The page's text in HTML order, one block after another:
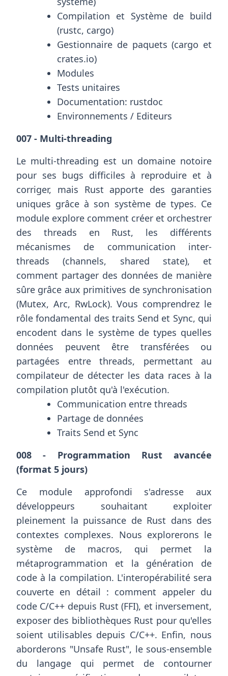
Compilation et Système de build
(rustc, cargo)
Gestionnaire de paquets (cargo et
crates.io)
Modules
Tests unitaires
Documentation: rustdoc
Environnements / Editeurs
007 - Multi-threading
Le multi-threading est un domaine notoire
pour ses bugs difficiles à reproduire et à
corriger, mais Rust apporte des garanties
uniques grâce à son système de types. Ce
module explore comment créer et orchestrer
des threads en Rust, les différents
mécanismes de communication inter-
threads (channels, shared state), et
comment partager des données de manière
sûre grâce aux primitives de synchronisation
(Mutex, Arc, RwLock). Vous comprendrez le
rôle fondamental des traits Send et Sync, qui
encodent dans le système de types quelles
données peuvent être transférées ou
partagées entre threads, permettant au
compilateur de détecter les data races à la
compilation plutôt qu'à l'exécution.
Communication entre threads
Partage de données
Traits Send et Sync
008 - Programmation Rust avancée
(format 5 jours)
Ce module approfondi s'adresse aux
développeurs souhaitant exploiter
pleinement la puissance de Rust dans des
contextes complexes. Nous explorerons le
système de macros, qui permet la
métaprogrammation et la génération de
code à la compilation. L'interopérabilité sera
couverte en détail : comment appeler du
code C/C++ depuis Rust (FFI), et inversement,
exposer des bibliothèques Rust pour qu'elles
soient utilisables depuis C/C++. Enfin, nous
aborderons "Unsafe Rust", le sous-ensemble
du langage qui permet de contourner